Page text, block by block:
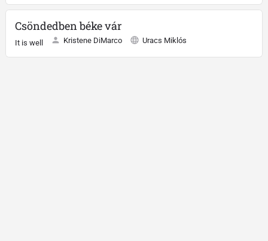
Csöndedben béke vár
It is well Kristene DiMarco Uracs Miklós